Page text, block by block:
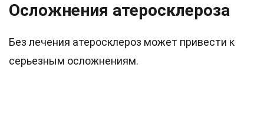
Осложнения атеросклероза
Без лечения атеросклероз может привести к
серьезным осложнениям.